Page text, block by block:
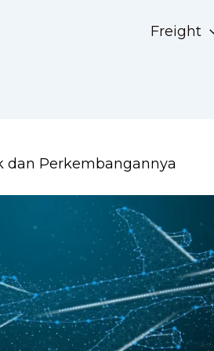
Freight
dan Perkembangannya